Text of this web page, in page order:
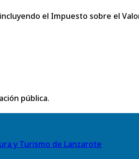
el Impuesto sobre el
pública.
y Turismo de Lanzarote